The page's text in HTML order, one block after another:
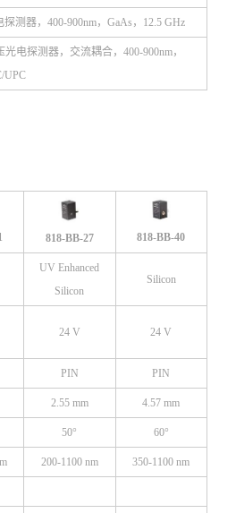
测器，400-900nm，GaAs，12.5 GHz
光电探测器，交流耦合，400-900nm，
UPC
818-BB-27 818-BB-40
UV Enhanced
Silicon
Silicon
24 V 24 V
PIN PIN
2.55 mm 4.57 mm
50° 60°
200-1100 nm 350-1100 nm